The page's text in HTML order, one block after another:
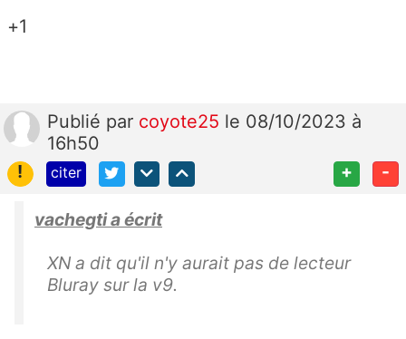
+1
Publié par coyote25 le 08/10/2023 à
16h50
!
citer + -
vachegti a écrit
XN a dit qu'il n'y aurait pas de lecteur
Bluray sur la v9.